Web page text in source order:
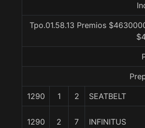
Tpo.01.58.13 Premios
1290 1 2 SEATBELT
1290 2 7 INFINITUS